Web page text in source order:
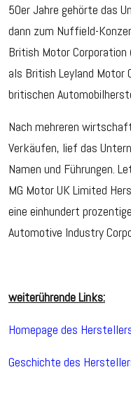
50er Jahre gehörte das
dann zum Nuffield-
British Motor Corporation
als British Leyland Motor
britischen
Nach mehreren
Verkäufen, lief das
Namen und Führungen.
MG Motor UK Limited
eine einhundert
Automotive Industry
weiterührende Links:
Homepage des
Geschichte des